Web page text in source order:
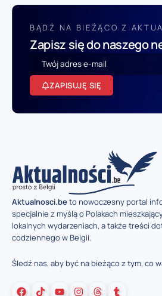
BĄDŹ NA BIEŻĄCO Z
Zapisz się do naszego
ZAPISUJĘ SIĘ
Aktualnosci.beto nowoczesny portal
specjalnie z myślą o Polakach
lokalnych wydarzeniach, a także treści
codziennego w Belgii.
Śledź nas, aby być na bieżąco z tym, co